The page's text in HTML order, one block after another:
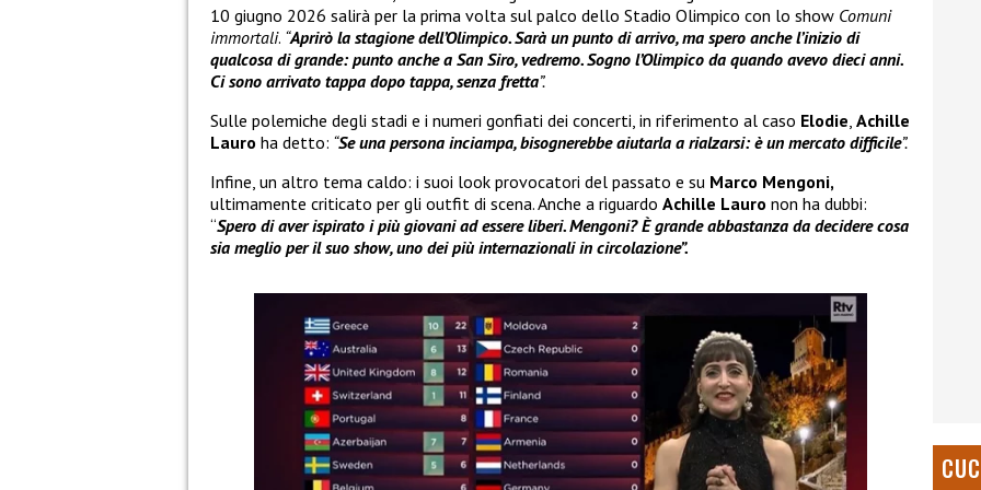
10 giugno 2026 salirà per la prima volta sul palco dello Stadio Olimpico con lo show Comuni
immortali. “Aprirò la stagione dell’Olimpico. Sarà un punto di arrivo, ma spero anche l’inizio di
qualcosa di grande: punto anche a San Siro, vedremo. Sogno l’Olimpico da quando avevo dieci anni.
Ci sono arrivato tappa dopo tappa, senza fretta”.
Sulle polemiche degli stadi e i numeri gonfiati dei concerti, in riferimento al caso Elodie, Achille
Lauro ha detto: “Se una persona inciampa, bisognerebbe aiutarla a rialzarsi: è un mercato difficile”.
Infine, un altro tema caldo: i suoi look provocatori del passato e su Marco Mengoni,
ultimamente criticato per gli outfit di scena. Anche a riguardo Achille Lauro non ha dubbi:
“Spero di aver ispirato i più giovani ad essere liberi. Mengoni? È grande abbastanza da decidere cosa
sia meglio per il suo show, uno dei più internazionali in circolazione”.